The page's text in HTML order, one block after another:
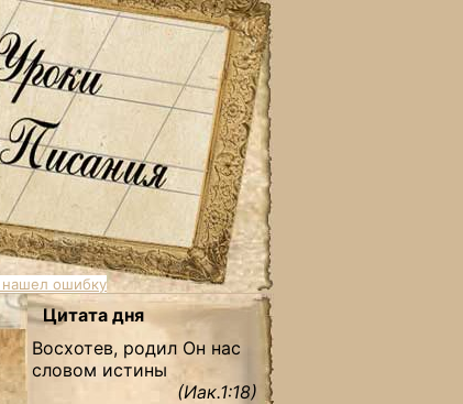
ошибку
Цитата дня
Восхотев, родил Он нас
словом истины
(Иак.1:18)